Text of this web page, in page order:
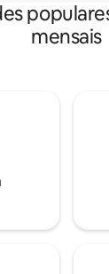
mensais